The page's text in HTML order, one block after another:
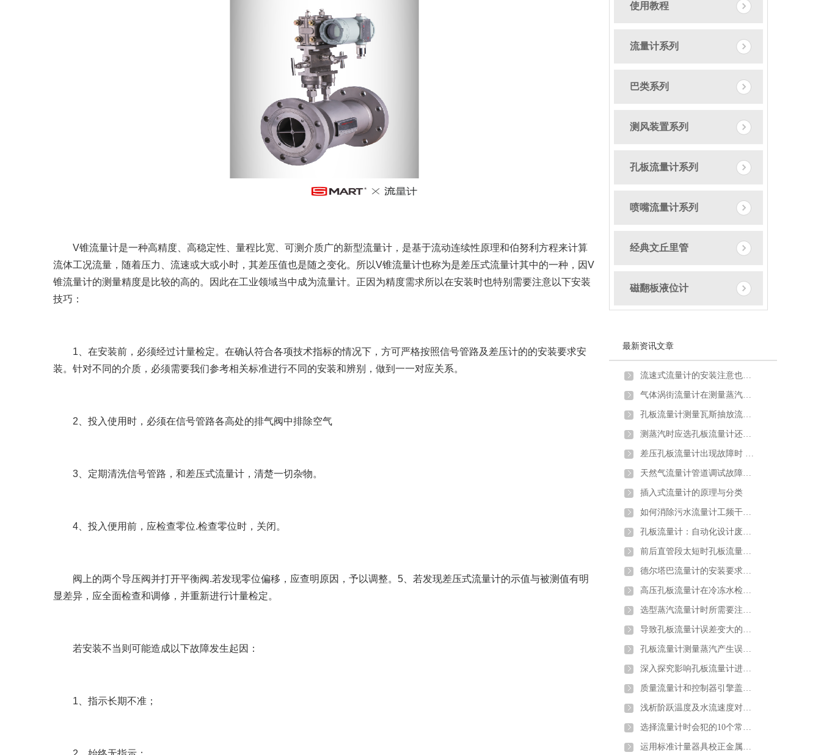
V锥流量计是一种高精度、高稳定性、量程比宽、可测介质广的新型流量计，是基于流动连续性原理和伯努利方程来计算
流体工况流量，随着压力、流速或大或小时，其差压值也是随之变化。所以V锥流量计也称为是差压式流量计其中的一种，因V
锥流量计的测量精度是比较的高的。因此在工业领域当中成为流量计。正因为精度需求所以在安装时也特别需要注意以下安装
技巧：
1、在安装前，必须经过计量检定。在确认符合各项技术指标的情况下，方可严格按照信号管路及差压计的的安装要求安
装。针对不同的介质，必须需要我们参考相关标准进行不同的安装和辨别，做到一一对应关系。
2、投入使用时，必须在信号管路各高处的排气阀中排除空气
3、定期清洗信号管路，和差压式流量计，清楚一切杂物。
4、投入便用前，应检查零位.检查零位时，关闭。
阀上的两个导压阀并打开平衡阀.若发现零位偏移，应查明原因，予以调整。5、若发现差压式流量计的示值与被测值有明
显差异，应全面检查和调修，并重新进行计量检定。
若安装不当则可能造成以下故障发生起因：
1、指示长期不准；
使用教程
流量计系列
巴类系列
测风装置系列
孔板流量计系列
喷嘴流量计系列
经典文丘里管
磁翻板液位计
最新资讯文章
流速式流量计的安装注意也需要一定讲究
气体涡街流量计在测量蒸汽炉煤气时出现问题及解决方法
孔板流量计测量瓦斯抽放流量时的安装要求及取压方式
测蒸汽时应选孔板流量计还是涡街流量计？
差压孔板流量计出现故障时 不妨试试以下方法
天然气流量计管道调试故障原因分析
插入式流量计的原理与分类
如何消除污水流量计工频干扰和零点漂移
孔板流量计：自动化设计废钢铁行业转行井喷
前后直管段太短时孔板流量计应该如何安装
德尔塔巴流量计的安装要求以及注意
高压孔板流量计在冷冻水检测中的注意要点及解决方案介绍
选型蒸汽流量计时所需要注意的问题介绍
导致孔板流量计误差变大的原因分析
孔板流量计测量蒸汽产生误差的原因分析及解决办法
深入探究影响孔板流量计进行煤气流量计量的因素
质量流量计和控制器引擎盖下的主要组件详细介绍
浅析阶跃温度及水流速度对金属管浮子流量计的影响
选择流量计时会犯的10个常见错误以及如何避免错误
运用标准计量器具校正金属管浮子流量计